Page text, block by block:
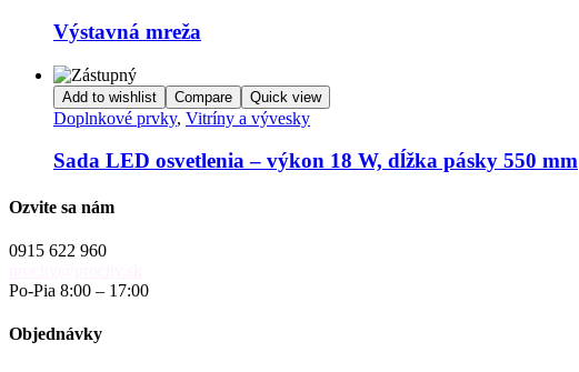
Výstavná mreža
Add to wishlist Compare Quick view
Doplnkové prvky, Vitríny a vývesky
Sada LED osvetlenia – výkon 18 W, dĺžka pásky 550 mm
Ozvite sa nám
0915 622 960
Po-Pia 8:00 – 17:00
Objednávky